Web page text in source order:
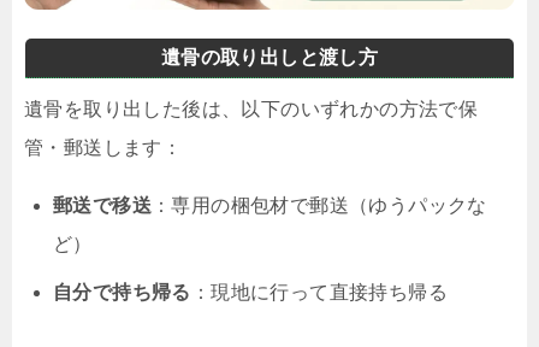
遺骨の取り出しと渡し方
遺骨を取り出した後は、以下のいずれかの方法で保
管・郵送します：
郵送で移送 ：専用の梱包材で郵送（ゆうパックな
ど）
自分で持ち帰る ：現地に行って直接持ち帰る